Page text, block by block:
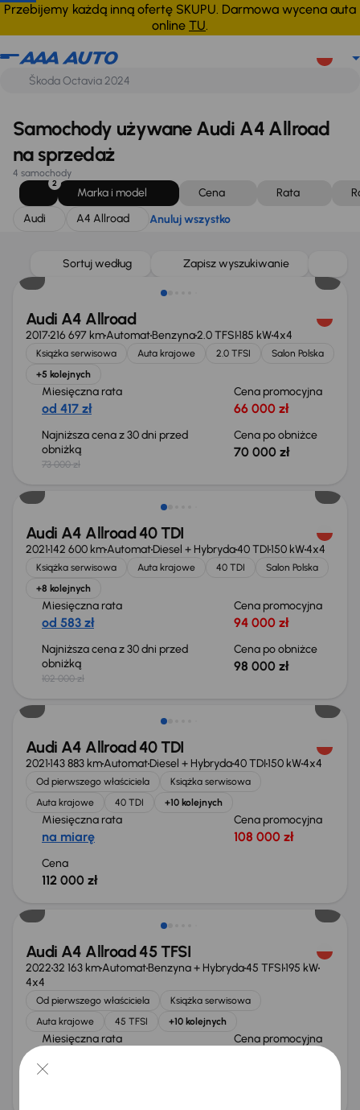
Przebijemy każdą inną ofertę SKUPU. Darmowa wycena auta
online TU.
Audi A4 Allroad Anuluj wszystko
Samochody używane Audi A4 Allroad
na sprzedaż
4 samochody
2
Marka i model Cena Rata
Audi
A4 Allroad Anuluj wszystko
Sortuj według Zapisz wyszukiwanie
Taniej o 3 000 zł
Audi A4 Allroad
2017216 697 kmAutomatBenzyna2.0 TFSI185 kW4x4
Książka serwisowa Auta krajowe 2.0 TFSI
Salon Polska
+5 kolejnych
Miesięczna rata
od 417 zł
Cena promocyjna
66 000 zł
Najniższa cena z 30 dni przed
obniżką
73 000 zł
Cena po obniżce
70 000 zł
Taniej o 4 000 zł
Audi A4 Allroad 40 TDI
2021142 600 kmAutomatDiesel + Hybryda40 TDI150 kW4x4
Książka serwisowa Auta krajowe 40 TDI
Salon Polska
+8 kolejnych
Miesięczna rata
od 583 zł
Cena promocyjna
94 000 zł
Najniższa cena z 30 dni przed
obniżką
102 000 zł
Cena po obniżce
98 000 zł
Audi A4 Allroad 40 TDI
2021143 883 kmAutomatDiesel + Hybryda40 TDI150 kW4x4
Od pierwszego właściciela
Książka serwisowa
Auta krajowe
40 TDI +10 kolejnych
Miesięczna rata
na miarę
Cena promocyjna
108 000 zł
Cena
112 000 zł
Audi A4 Allroad 45 TFSI
202232 163 kmAutomatBenzyna + Hybryda45 TFSI195 kW
4x4
Od pierwszego właściciela
Książka serwisowa
Auta krajowe
45 TFSI +10 kolejnych
Miesięczna rata Cena promocyjna